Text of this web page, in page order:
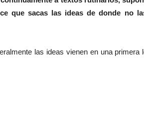
que sacas las ideas de donde no
las ideas vienen en una primera